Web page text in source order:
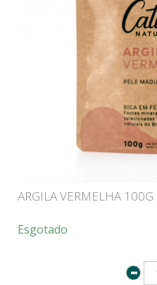
ARGILA VERMELHA 100G
Esgotado